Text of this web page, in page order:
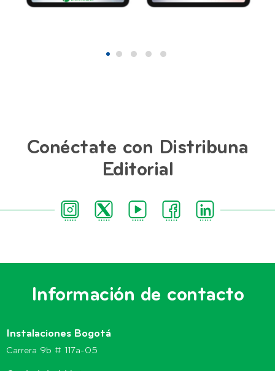
Conéctate con Distribuna
Editorial
Información de contacto
Instalaciones Bogotá
Carrera 9b # 117a-05